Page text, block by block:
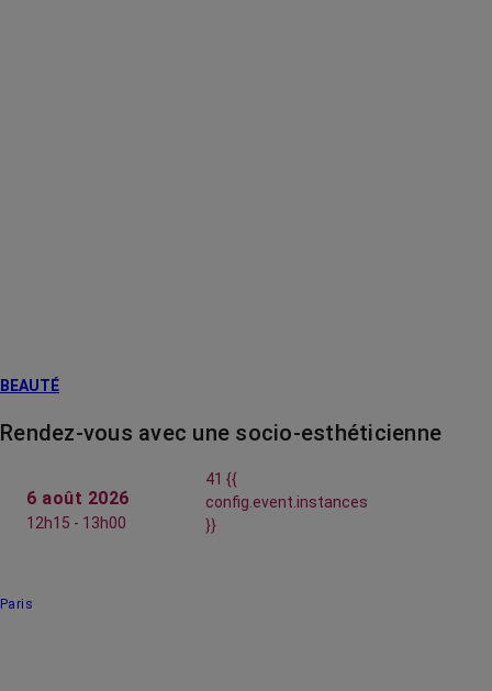
BEAUTÉ
Rendez-vous avec une socio-esthéticienne
6 août 2026
12h15 - 13h00
41 {{
config.event.instances
}}
Paris